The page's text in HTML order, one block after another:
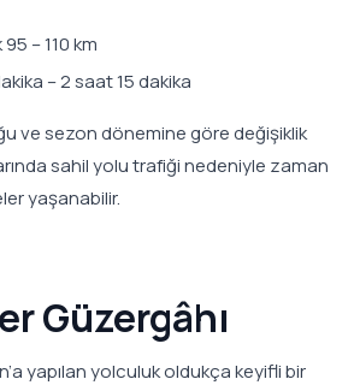
95 – 110 km
– 2 saat 15 dakika
ve sezon dönemine göre değişiklik
sahil yolu trafiği nedeniyle zaman
yaşanabilir.
Güzergâhı
yapılan yolculuk oldukça keyifli bir